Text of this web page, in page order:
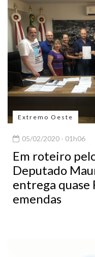
Extremo Oeste
05/02/2020 - 01h06
Em roteiro
Deputado
entrega quase
emendas